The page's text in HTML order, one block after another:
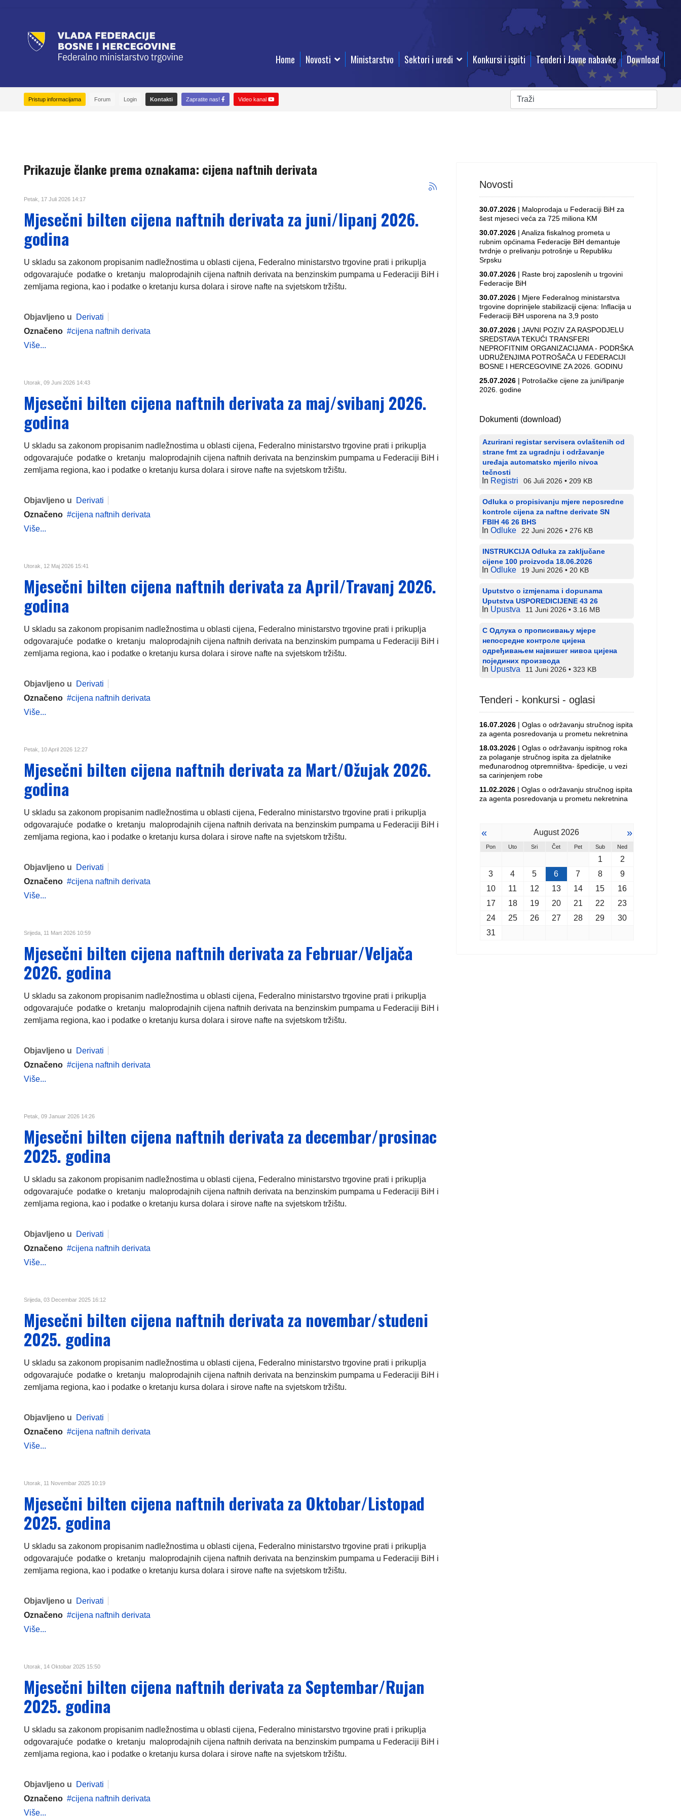
Home Novosti Ministarstvo Sektori i uredi Konkursi i ispiti Tenderi i Javne nabavke Download
Pristup informacijama Forum Login Kontakti Zapratite nas! Video kanal
Prikazuje članke prema oznakama: cijena naftnih derivata
Petak, 17 Juli 2026 14:17
Mjesečni bilten cijena naftnih derivata za juni/lipanj 2026.
godina
U skladu sa zakonom propisanim nadležnostima u oblasti cijena, Federalno ministarstvo trgovine prati i prikuplja
odgovarajuće podatke o kretanju maloprodajnih cijena naftnih derivata na benzinskim pumpama u Federaciji BiH i
zemljama regiona, kao i podatke o kretanju kursa dolara i sirove nafte na svjetskom tržištu.
Objavljeno u
Derivati
Označeno
cijena naftnih derivata
Više...
Utorak, 09 Juni 2026 14:43
Mjesečni bilten cijena naftnih derivata za maj/svibanj 2026.
godina
U skladu sa zakonom propisanim nadležnostima u oblasti cijena, Federalno ministarstvo trgovine prati i prikuplja
odgovarajuće podatke o kretanju maloprodajnih cijena naftnih derivata na benzinskim pumpama u Federaciji BiH i
zemljama regiona, kao i podatke o kretanju kursa dolara i sirove nafte na svjetskom tržištu.
Objavljeno u
Derivati
Označeno
cijena naftnih derivata
Više...
Utorak, 12 Maj 2026 15:41
Mjesečni bilten cijena naftnih derivata za April/Travanj 2026.
godina
U skladu sa zakonom propisanim nadležnostima u oblasti cijena, Federalno ministarstvo trgovine prati i prikuplja
odgovarajuće podatke o kretanju maloprodajnih cijena naftnih derivata na benzinskim pumpama u Federaciji BiH i
zemljama regiona, kao i podatke o kretanju kursa dolara i sirove nafte na svjetskom tržištu.
Objavljeno u
Derivati
Označeno
cijena naftnih derivata
Više...
Petak, 10 April 2026 12:27
Mjesečni bilten cijena naftnih derivata za Mart/Ožujak 2026.
godina
U skladu sa zakonom propisanim nadležnostima u oblasti cijena, Federalno ministarstvo trgovine prati i prikuplja
odgovarajuće podatke o kretanju maloprodajnih cijena naftnih derivata na benzinskim pumpama u Federaciji BiH i
zemljama regiona, kao i podatke o kretanju kursa dolara i sirove nafte na svjetskom tržištu.
Objavljeno u
Derivati
Označeno
cijena naftnih derivata
Više...
Srijeda, 11 Mart 2026 10:59
Mjesečni bilten cijena naftnih derivata za Februar/Veljača
2026. godina
U skladu sa zakonom propisanim nadležnostima u oblasti cijena, Federalno ministarstvo trgovine prati i prikuplja
odgovarajuće podatke o kretanju maloprodajnih cijena naftnih derivata na benzinskim pumpama u Federaciji BiH i
zemljama regiona, kao i podatke o kretanju kursa dolara i sirove nafte na svjetskom tržištu.
Objavljeno u
Derivati
Označeno
cijena naftnih derivata
Više...
Petak, 09 Januar 2026 14:26
Mjesečni bilten cijena naftnih derivata za decembar/prosinac
2025. godina
U skladu sa zakonom propisanim nadležnostima u oblasti cijena, Federalno ministarstvo trgovine prati i prikuplja
odgovarajuće podatke o kretanju maloprodajnih cijena naftnih derivata na benzinskim pumpama u Federaciji BiH i
zemljama regiona, kao i podatke o kretanju kursa dolara i sirove nafte na svjetskom tržištu.
Objavljeno u
Derivati
Označeno
cijena naftnih derivata
Više...
Srijeda, 03 Decembar 2025 16:12
Mjesečni bilten cijena naftnih derivata za novembar/studeni
2025. godina
U skladu sa zakonom propisanim nadležnostima u oblasti cijena, Federalno ministarstvo trgovine prati i prikuplja
odgovarajuće podatke o kretanju maloprodajnih cijena naftnih derivata na benzinskim pumpama u Federaciji BiH i
zemljama regiona, kao i podatke o kretanju kursa dolara i sirove nafte na svjetskom tržištu.
Objavljeno u
Derivati
Označeno
cijena naftnih derivata
Više...
Utorak, 11 Novembar 2025 10:19
Mjesečni bilten cijena naftnih derivata za Oktobar/Listopad
2025. godina
U skladu sa zakonom propisanim nadležnostima u oblasti cijena, Federalno ministarstvo trgovine prati i prikuplja
odgovarajuće podatke o kretanju maloprodajnih cijena naftnih derivata na benzinskim pumpama u Federaciji BiH i
zemljama regiona, kao i podatke o kretanju kursa dolara i sirove nafte na svjetskom tržištu.
Objavljeno u
Derivati
Označeno
cijena naftnih derivata
Više...
Utorak, 14 Oktobar 2025 15:50
Mjesečni bilten cijena naftnih derivata za Septembar/Rujan
2025. godina
U skladu sa zakonom propisanim nadležnostima u oblasti cijena, Federalno ministarstvo trgovine prati i prikuplja
odgovarajuće podatke o kretanju maloprodajnih cijena naftnih derivata na benzinskim pumpama u Federaciji BiH i
zemljama regiona, kao i podatke o kretanju kursa dolara i sirove nafte na svjetskom tržištu.
Objavljeno u
Derivati
Označeno
cijena naftnih derivata
Više...
Novosti
30.07.2026 | Maloprodaja u Federaciji BiH za
šest mjeseci veća za 725 miliona KM
30.07.2026 | Analiza fiskalnog prometa u
rubnim općinama Federacije BiH demantuje
tvrdnje o prelivanju potrošnje u Republiku
Srpsku
30.07.2026 | Raste broj zaposlenih u trgovini
Federacije BiH
30.07.2026 | Mjere Federalnog ministarstva
trgovine doprinijele stabilizaciji cijena: Inflacija u
Federaciji BiH usporena na 3,9 posto
30.07.2026 | JAVNI POZIV ZA RASPODJELU
SREDSTAVA TEKUĆI TRANSFERI
NEPROFITNIM ORGANIZACIJAMA - PODRŠKA
UDRUŽENJIMA POTROŠAČA U FEDERACIJI
BOSNE I HERCEGOVINE ZA 2026. GODINU
25.07.2026 | Potrošačke cijene za juni/lipanje
2026. godine
Dokumenti (download)
Azurirani registar servisera ovlaštenih od
strane fmt za ugradnju i održavanje
uređaja automatsko mjerilo nivoa
tečnosti
In Registri 06 Juli 2026 209 KB
Odluka o propisivanju mjere neposredne
kontrole cijena za naftne derivate SN
FBIH 46 26 BHS
InOdluke 22 Juni 2026 276 KB
INSTRUKCIJA Odluka za zaključane
cijene 100 proizvoda 18.06.2026
InOdluke 19 Juni 2026 20 KB
Uputstvo o izmjenama i dopunama
Uputstva USPOREDICIJENE 43 26
In Upustva 11 Juni 2026 3.16 MB
С Одлука о прописивању мјере
непосредне контроле цијена
одређивањем највишег нивоа цијена
појединих производа
In Upustva 11 Juni 2026 323 KB
Tenderi - konkursi - oglasi
16.07.2026 | Oglas o održavanju stručnog ispita
za agenta posredovanja u prometu nekretnina
18.03.2026 | Oglas o održavanju ispitnog roka
za polaganje stručnog ispita za djelatnike
međunarodnog otpremništva- špedicije, u vezi
sa carinjenjem robe
11.02.2026 | Oglas o održavanju stručnog ispita
za agenta posredovanja u prometu nekretnina
« August 2026 »
Pon Uto Sri Čet Pet Sub Ned
1
2
3
4 5 6 7 8
9
10
11 12 13 14 15
16
17
18 19 20 21 22
23
24
25 26 27 28 29
30
31